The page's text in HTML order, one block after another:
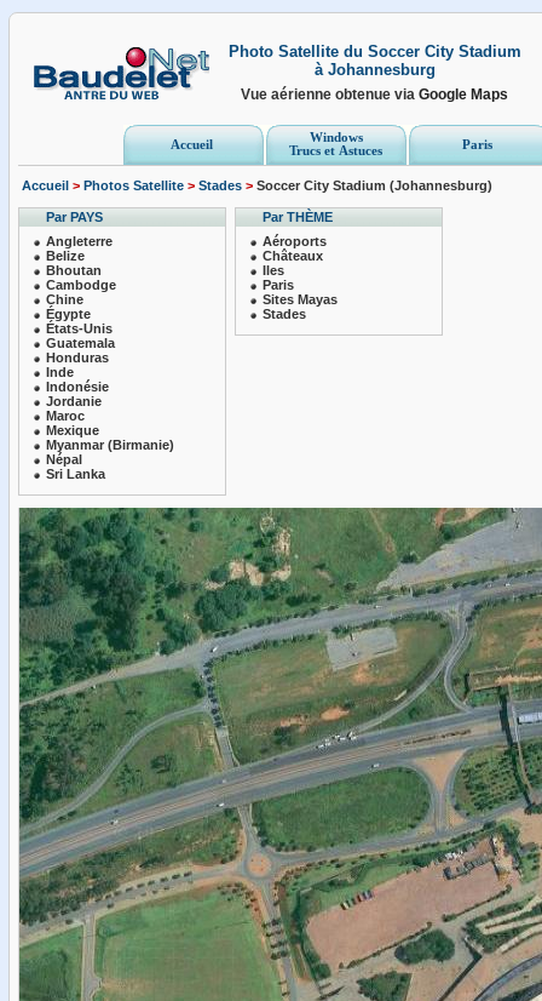
Photo Satellite du Soccer City Stadium
à Johannesburg
Vue aérienne obtenue viaGoogle Maps
Accueil
Windows
Trucs et Astuces
Paris
Accueil > Photos Satellite > Stades > Soccer City Stadium (Johannesburg)
Par PAYS
Angleterre
Belize
Bhoutan
Cambodge
Chine
Égypte
États-Unis
Guatemala
Honduras
Inde
Indonésie
Jordanie
Maroc
Mexique
Myanmar (Birmanie)
Népal
Sri Lanka
Par THÈME
Aéroports
Châteaux
Iles
Paris
Sites Mayas
Stades